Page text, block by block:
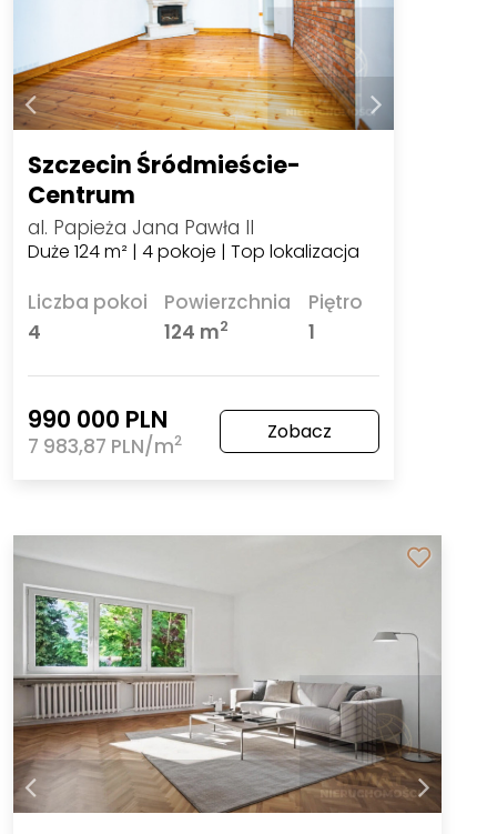
Szczecin Śródmieście-
Centrum
al. Papieża Jana Pawła II
Duże 124 m² | 4 pokoje | Top lokalizacja
Liczba pokoi
4
Powierzchnia
124 m2
Piętro
1
990 000 PLN
7 983,87 PLN/m2 Zobacz